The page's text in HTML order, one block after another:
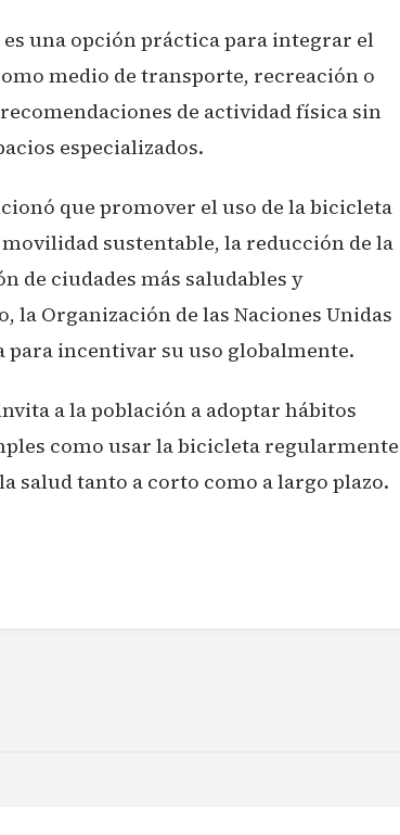
una opción práctica para integrar el
medio de transporte, recreación o
de actividad física sin
especializados.
que promover el uso de la bicicleta
sustentable, la reducción de la
de ciudades más saludables y
la Organización de las Naciones Unidas
incentivar su uso globalmente.
a la población a adoptar hábitos
como usar la bicicleta regularmente
salud tanto a corto como a largo plazo.